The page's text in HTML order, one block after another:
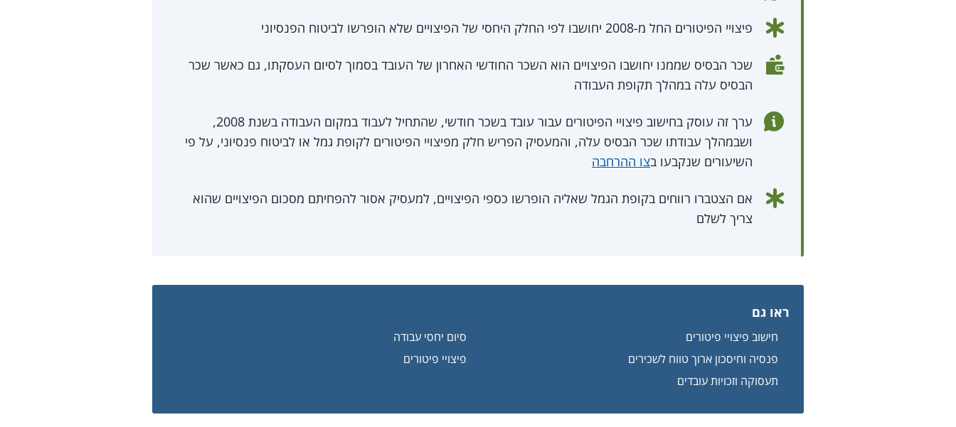
פיצויי הפיטורים החל מ-2008 יחושבו לפי החלק היחסי של הפיצויים שלא הופרשו לביטוח הפנסיוני
שכר הבסיס שממנו יחושבו הפיצויים הוא השכר החודשי האחרון של העובד בסמוך לסיום העסקתו, גם כאשר שכר
הבסיס עלה במהלך תקופת העבודה
ערך זה עוסק בחישוב פיצויי הפיטורים עבור עובד בשכר חודשי, שהתחיל לעבוד במקום העבודה בשנת 2008,
ושבמהלך עבודתו שכר הבסיס עלה, והמעסיק הפריש חלק מפיצויי הפיטורים לקופת גמל או לביטוח פנסיוני, על פי
השיעורים שנקבעו בצו ההרחבה
אם הצטברו רווחים בקופת הגמל שאליה הופרשו כספי הפיצויים, למעסיק אסור להפחיתם מסכום הפיצויים שהוא
צריך לשלם
ראו גם
חישוב פיצויי פיטורים
סיום יחסי עבודה
פנסיה וחיסכון ארוך טווח לשכירים
פיצויי פיטורים
תעסוקה וזכויות עובדים